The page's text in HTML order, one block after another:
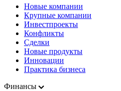
Новые компании
Крупные компании
Инвестпроекты
Конфликты
Сделки
Новые продукты
Инновации
Практика бизнеса
Финансы